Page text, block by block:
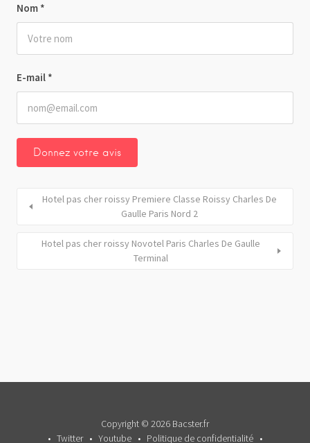
Nom *
E-mail *
Hotel pas cher roissy Premiere Classe Roissy Charles De
Gaulle Paris Nord 2
Hotel pas cher roissy Novotel Paris Charles De Gaulle
Terminal
Copyright © 2026 Bacster.fr
Twitter
Youtube Politique de confidentialité